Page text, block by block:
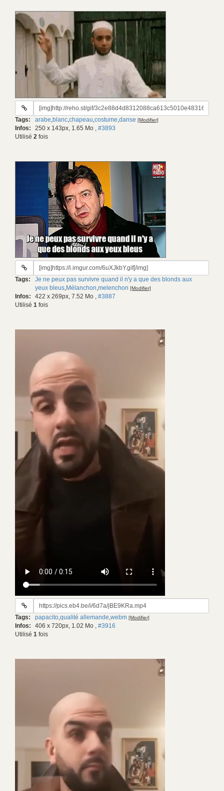
URL
gif:
Tags: arabe,blanc,chapeau,costume,danse [Modifier]
Infos: 250 x 143px, 1.65 Mo , #3893
Utilisé 2 fois
URL
gif:
Tags:
Je ne peux pas survivre quand il n'y a que des blonds aux
yeux bleus,Mélanchon,melenchon [Modifier]
Infos: 422 x 269px, 7.52 Mo , #3887
Utilisé 1 fois
URL
gif:
Tags: papacito,qualité allemande,webm [Modifier]
Infos: 406 x 720px, 1.02 Mo , #3916
Utilisé 1 fois